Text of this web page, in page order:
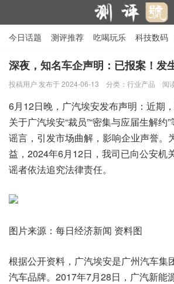
今日话题 测评推荐 吃喝玩乐 科技数码
行业产品 在线投稿 隐私政策
深夜，知名车企声明：已报案！发
投稿用户 发布于 2024-06-13 分类： 行业产品 阅
6月12日晚，广汽埃安发布声明：近期
关于广汽埃安“裁员”“密集与应届生解约
谣言，引发市场曲解，影响企业声誉。
益，2024年6月12日，我司已向公安机
谣者依法追究法律责任。
图片来源：每日经济新闻 资料图
根据公开资料，广汽埃安是广州汽车集
汽车品牌。2017年7月28日，广汽新能